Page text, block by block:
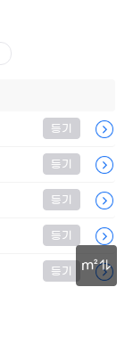
m²
등기
등기
등기
등기
등기